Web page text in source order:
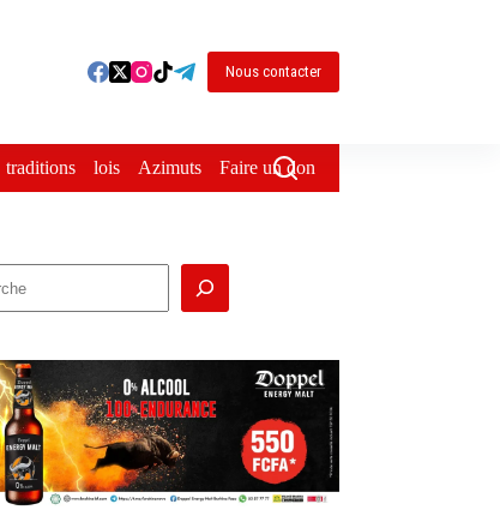
Nous contacter
traditions lois Azimuts Faire un don